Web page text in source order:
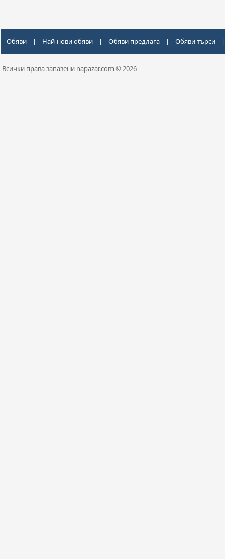
Обяви | Най-нови обяви | Обяви предлага | Обяви търси |
Всички права запазени napazar.com © 2026